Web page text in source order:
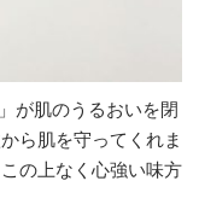
が肌のうるおいを閉
ら肌を守ってくれま
の上なく心強い味方